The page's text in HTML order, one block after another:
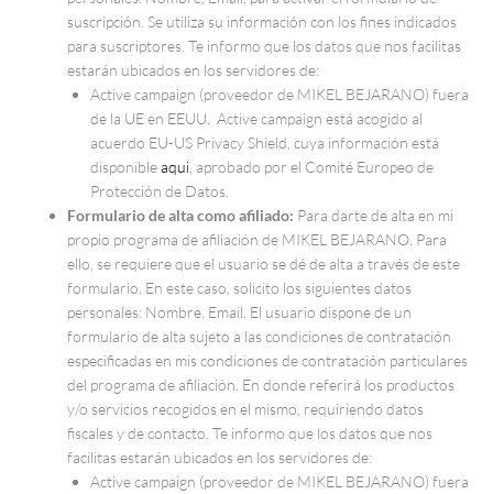
suscripción. Se utiliza su información con los fines indicados
para suscriptores. Te informo que los datos que nos facilitas
estarán ubicados en los servidores de:
Active campaign (proveedor de MIKEL BEJARANO) fuera
de la UE en EEUU. Active campaign está acogido al
acuerdo EU-US Privacy Shield, cuya información está
disponibleaqui, aprobado por el Comité Europeo de
Protección de Datos.
Formulario de alta como afiliado: Para darte de alta en mi
propio programa de afiliación de MIKEL BEJARANO. Para
ello, se requiere que el usuario se dé de alta a través de este
formulario. En este caso, solicito los siguientes datos
personales: Nombre, Email. El usuario dispone de un
formulario de alta sujeto a las condiciones de contratación
especificadas en mis condiciones de contratación particulares
del programa de afiliación. En donde referirá los productos
y/o servicios recogidos en el mismo, requiriendo datos
fiscales y de contacto. Te informo que los datos que nos
facilitas estarán ubicados en los servidores de:
Active campaign (proveedor de MIKEL BEJARANO) fuera